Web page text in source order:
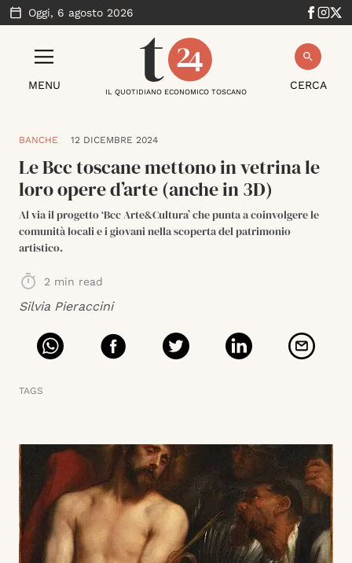
Oggi, 6 agosto 2026
MENU CERCA
IL QUOTIDIANO ECONOMICO TOSCANO
BANCHE 12 DICEMBRE 2024
Le Bcc toscane mettono in vetrina le
loro opere d’arte (anche in 3D)
Al via il progetto ‘Bcc Arte&Cultura’ che punta a coinvolgere le
comunità locali e i giovani nella scoperta del patrimonio
artistico.
2 min read
Silvia Pieraccini
TAGS